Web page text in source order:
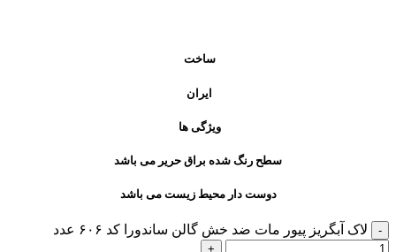
ساخت
ایران
ویژگی ها
سطح رنگ شده براق حریر می باشد
دوست دار محیط زیست می باشد
لاک آبگریز پیور مات ضد خش گالن ساندورا کد ۶۰۶ عدد